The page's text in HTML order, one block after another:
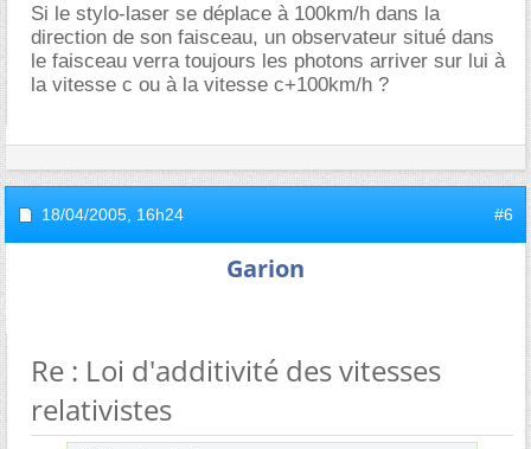
Si le stylo-laser se déplace à 100km/h dans la
direction de son faisceau, un observateur situé dans
le faisceau verra toujours les photons arriver sur lui à
la vitesse c ou à la vitesse c+100km/h ?
18/04/2005, 16h24 #6
Garion
Re : Loi d'additivité des vitesses
relativistes